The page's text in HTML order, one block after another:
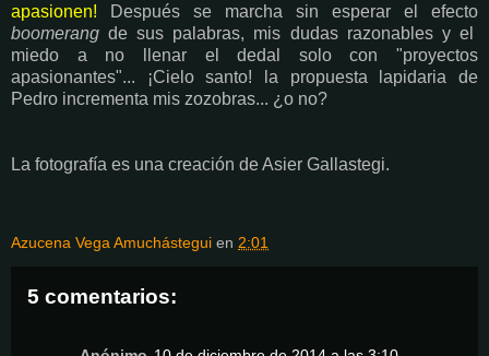
apasionen!
Después se marcha sin esperar el efecto
boomerang de sus palabras, mis dudas razonables y el
miedo a no llenar el dedal solo con "proyectos
apasionantes"... ¡Cielo santo! la propuesta lapidaria de
Pedro incrementa mis zozobras... ¿o no?
La fotografía es una creación de Asier Gallastegi.
Azucena Vega Amuchástegui en 2:01
5 comentarios: